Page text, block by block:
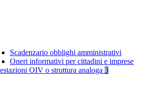
Scadenzario obblighi amministrativi
Oneri informativi per cittadini e imprese
OIV o struttura analoga 3